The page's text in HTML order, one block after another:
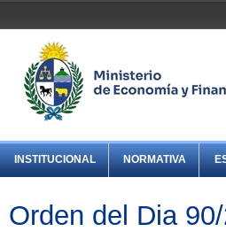
INSTITUCIONAL NORMATIVA
Orden del Dia